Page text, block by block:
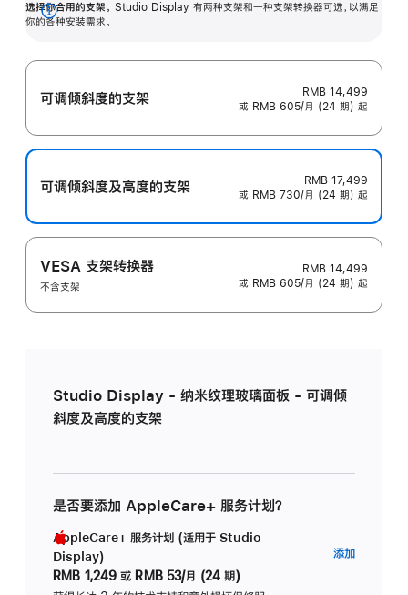
选择你合用的支架。 Studio Display 有两种支架和一种支架转换器可选，以满足
你的各种安装需求。
展
可调倾斜度的支架
RMB 14,499
或 RMB 605/月 (24 期) 起
可调倾斜度及高‍度的支‍架
RMB 17,499
或 RMB 730/月 (24 期) 起
VESA 支架转换器
不含支架
RMB 14,499
或 RMB 605/月 (24 期) 起
Studio Display - 纳米纹理玻璃面板 - 可调倾
斜度及高度的支架
是否要添加 AppleCare+ 服务计划？
AppleCare+ 服务计划 (适用于 Studio
Display)
RMB 1,249 或 RMB 53/月 (24 期)
添加